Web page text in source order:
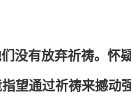
没有放弃祈祷。怀
望通过祈祷来撼动